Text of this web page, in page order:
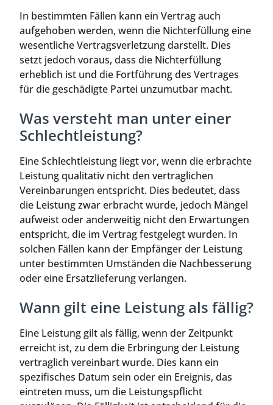
In bestimmten Fällen kann ein Vertrag auch
aufgehoben werden, wenn die Nichterfüllung eine
wesentliche Vertragsverletzung darstellt. Dies
setzt jedoch voraus, dass die Nichterfüllung
erheblich ist und die Fortführung des Vertrages
für die geschädigte Partei unzumutbar macht.
Was versteht man unter einer
Schlechtleistung?
Eine Schlechtleistung liegt vor, wenn die erbrachte
Leistung qualitativ nicht den vertraglichen
Vereinbarungen entspricht. Dies bedeutet, dass
die Leistung zwar erbracht wurde, jedoch Mängel
aufweist oder anderweitig nicht den Erwartungen
entspricht, die im Vertrag festgelegt wurden. In
solchen Fällen kann der Empfänger der Leistung
unter bestimmten Umständen die Nachbesserung
oder eine Ersatzlieferung verlangen.
Wann gilt eine Leistung als fällig?
Eine Leistung gilt als fällig, wenn der Zeitpunkt
erreicht ist, zu dem die Erbringung der Leistung
vertraglich vereinbart wurde. Dies kann ein
spezifisches Datum sein oder ein Ereignis, das
eintreten muss, um die Leistungspflicht